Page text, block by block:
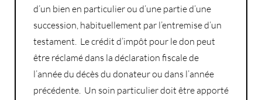
d’un bien en particulier ou d’une partie d’une
succession, habituellement par l’entremise d’un
testament. Le crédit d’impôt pour le don peut
être réclamé dans la déclaration fiscale de
l’année du décès du donateur ou dans l’année
précédente. Un soin particulier doit être apporté